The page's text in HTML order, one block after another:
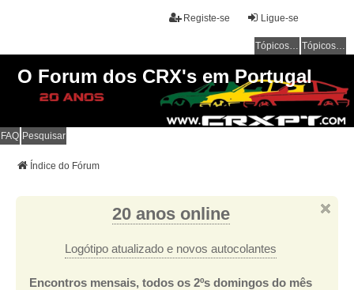
Ligue-se
Registe-se
Tópicos sem resposta Tópicos ativos
O Forum dos CRX's em Portugal
FAQ Pesquisar
Índice do Fórum
20 anos online
Logótipo atualizado e novos autocolantes
Encontros mensais, todos os 2ºs domingos do mês